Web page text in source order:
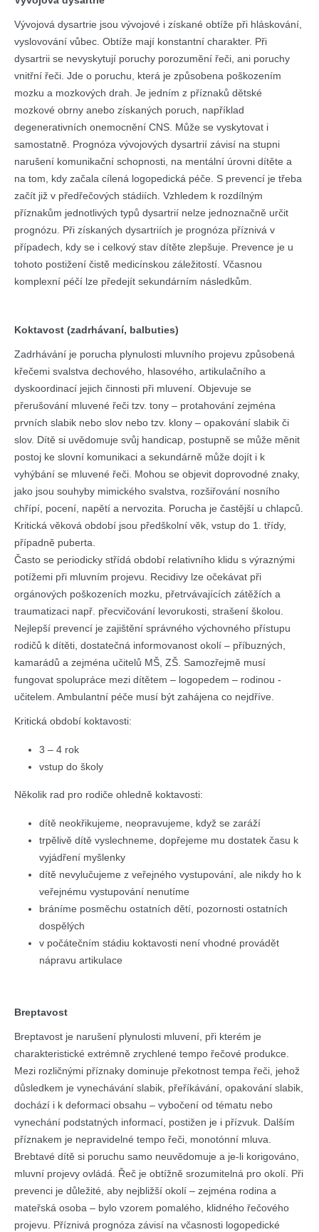
Vývojová dysartrie jsou vývojové i získané obtíže při hláskování,
vyslovování vůbec. Obtíže mají konstantní charakter. Při
dysartrii se nevyskytují poruchy porozumění řeči, ani poruchy
vnitřní řeči. Jde o poruchu, která je způsobena poškozením
mozku a mozkových drah. Je jedním z příznaků dětské
mozkové obrny anebo získaných poruch, například
degenerativních onemocnění CNS. Může se vyskytovat i
samostatně. Prognóza vývojových dysartrií závisí na stupni
narušení komunikační schopnosti, na mentální úrovni dítěte a
na tom, kdy začala cílená logopedická péče. S prevencí je třeba
začít již v předřečových stádiích. Vzhledem k rozdílným
příznakům jednotlivých typů dysartrií nelze jednoznačně určit
prognózu. Při získaných dysartriích je prognóza příznivá v
případech, kdy se i celkový stav dítěte zlepšuje. Prevence je u
tohoto postižení čistě medicínskou záležitostí. Včasnou
komplexní péčí lze předejít sekundárním následkům.
Koktavost (zadrhávaní, balbuties)
Zadrhávání je porucha plynulosti mluvního projevu způsobená
křečemi svalstva dechového, hlasového, artikulačního a
dyskoordinací jejich činnosti při mluvení. Objevuje se
přerušování mluvené řeči tzv. tony – protahování zejména
prvních slabik nebo slov nebo tzv. klony – opakování slabik či
slov. Dítě si uvědomuje svůj handicap, postupně se může měnit
postoj ke slovní komunikaci a sekundárně může dojít i k
vyhýbání se mluvené řeči. Mohou se objevit doprovodné znaky,
jako jsou souhyby mimického svalstva, rozšiřování nosního
chřípí, pocení, napětí a nervozita. Porucha je častější u chlapců.
Kritická věková období jsou předškolní věk, vstup do 1. třídy,
případně puberta.
Často se periodicky střídá období relativního klidu s výraznými
potížemi při mluvním projevu. Recidivy lze očekávat při
orgánových poškozeních mozku, přetrvávajících zátěžích a
traumatizaci např. přecvičování levorukosti, strašení školou.
Nejlepší prevencí je zajištění správného výchovného přístupu
rodičů k dítěti, dostatečná informovanost okolí – příbuzných,
kamarádů a zejména učitelů MŠ, ZŠ. Samozřejmě musí
fungovat spolupráce mezi dítětem – logopedem – rodinou -
učitelem. Ambulantní péče musí být zahájena co nejdříve.
Kritická období koktavosti:
3 – 4 rok
vstup do školy
Několik rad pro rodiče ohledně koktavosti:
dítě neokřikujeme, neopravujeme, když se zaráží
trpělivě dítě vyslechneme, dopřejeme mu dostatek času k
vyjádření myšlenky
dítě nevylučujeme z veřejného vystupování, ale nikdy ho k
veřejnému vystupování nenutíme
bráníme posměchu ostatních dětí, pozornosti ostatních
dospělých
v počátečním stádiu koktavosti není vhodné provádět
nápravu artikulace
Breptavost
Breptavost je narušení plynulosti mluvení, při kterém je
charakteristické extrémně zrychlené tempo řečové produkce.
Mezi rozličnými příznaky dominuje překotnost tempa řeči, jehož
důsledkem je vynechávání slabik, přeříkávání, opakování slabik,
dochází i k deformaci obsahu – vybočení od tématu nebo
vynechání podstatných informací, postižen je i přízvuk. Dalším
příznakem je nepravidelné tempo řeči, monotónní mluva.
Brebtavé dítě si poruchu samo neuvědomuje a je-li korigováno,
mluvní projevy ovládá. Řeč je obtížně srozumitelná pro okolí. Při
prevenci je důležité, aby nejbližší okolí – zejména rodina a
mateřská osoba – bylo vzorem pomalého, klidného řečového
projevu. Příznivá prognóza závisí na včasnosti logopedické